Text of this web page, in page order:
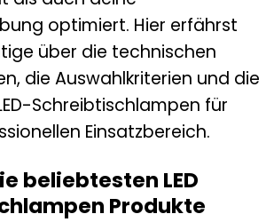
optimiert. Hier erfährst
über die technischen
die Auswahlkriterien und die
Schreibtischlampen für
Einsatzbereich.
beliebtesten LED
Produkte